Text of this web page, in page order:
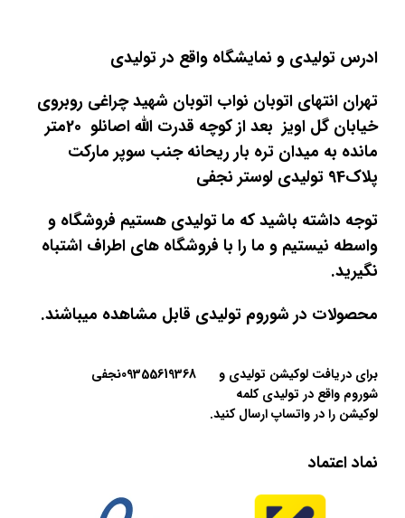
ادرس تولیدی و نمایشگاه واقع در تولیدی
تهران انتهای اتوبان نواب اتوبان شهید چراغی روبروی
خیابان گل اویز بعد از کوچه قدرت الله اصانلو 20متر
مانده به میدان تره بار ریحانه جنب سوپر مارکت
پلاک94 تولیدی لوستر نجفی
توجه داشته باشید که ما تولیدی هستیم فروشگاه و
واسطه نیستیم و ما را با فروشگاه های اطراف اشتباه
نگیرید.
محصولات در شوروم تولیدی قابل مشاهده میباشند.
برای دریافت لوکیشن تولیدی و
شوروم واقع در تولیدی کلمه
لوکیشن را در واتساپ ارسال کنید.
09355619368نجفی
نماد اعتماد